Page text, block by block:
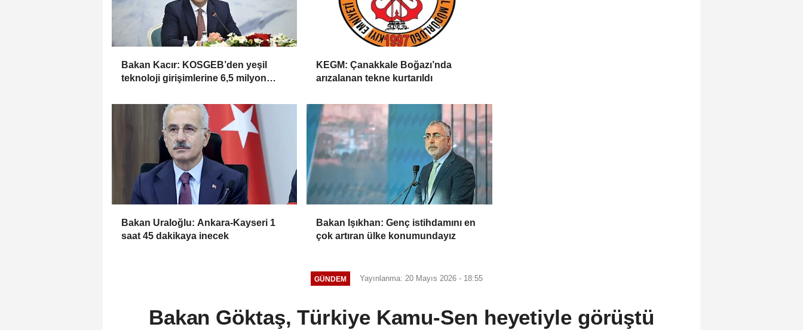
Bakan Kacır: KOSGEB’den yeşil
teknoloji girişimlerine 6,5 milyon
KEGM: Çanakkale Boğazı’nda
arızalanan tekne kurtarıldı
Bakan Uraloğlu: Ankara-Kayseri 1
saat 45 dakikaya inecek
Bakan Işıkhan: Genç istihdamını en
çok artıran ülke konumundayız
GÜNDEM Yayınlanma: 20 Mayıs 2026 - 18:55
Bakan Göktaş, Türkiye Kamu-Sen heyetiyle görüştü